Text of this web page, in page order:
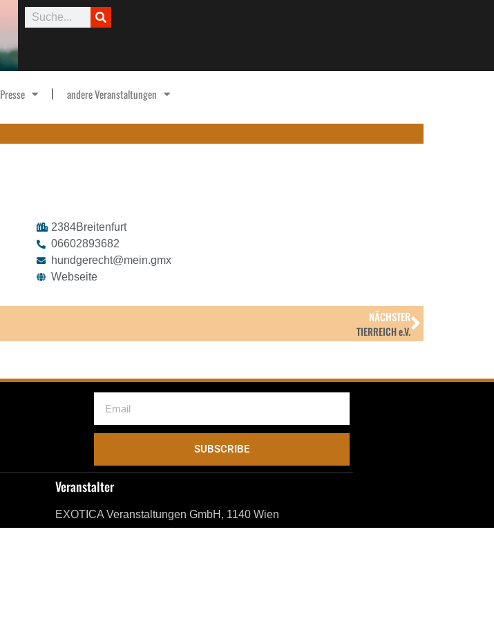
Presse andere Veranstaltungen
2384Breitenfurt
06602893682
hundgerecht@mein.gmx
Webseite
NÄCHSTER
TIERREICH e.V.
SUBSCRIBE
Veranstalter
EXOTICA Veranstaltungen GmbH, 1140 Wien